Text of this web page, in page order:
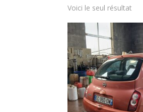
Voici le seul résultat